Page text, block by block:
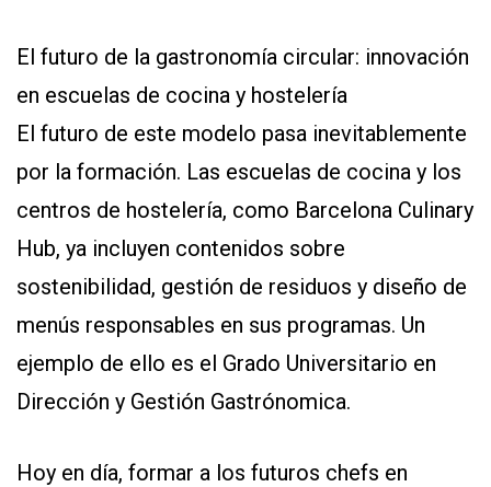
El futuro de la gastronomía circular: innovación
en escuelas de cocina y hostelería
El futuro de este modelo pasa inevitablemente
por la formación. Las escuelas de cocina y los
centros de hostelería, como Barcelona Culinary
Hub, ya incluyen contenidos sobre
sostenibilidad, gestión de residuos y diseño de
menús responsables en sus programas. Un
ejemplo de ello es el Grado Universitario en
Dirección y Gestión Gastrónomica.
Hoy en día, formar a los futuros chefs en